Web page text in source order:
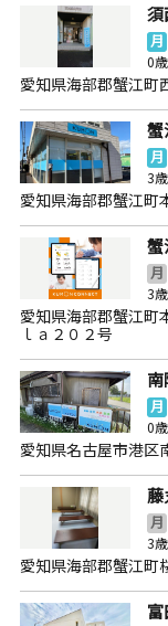
須
月
0
愛知県海部郡蟹江
蟹
月
3
愛知県海部郡蟹江町
蟹
月
3
愛知県海部郡蟹江
ｌａ２０２号
月
0
愛知県名古屋市港区
藤
月
3
愛知県海部郡蟹江